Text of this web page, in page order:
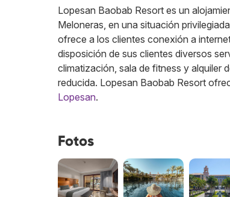
Lopesan Baobab Resort es un
Meloneras, en una situación
ofrece a los clientes conexión a
disposición de sus clientes diversos
climatización, sala de fitness y alquiler
reducida. Lopesan Baobab Resort
Lopesan.
Fotos